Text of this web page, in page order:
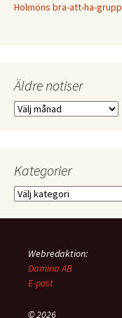
Holmöns bra-att-ha-grupp
Äldre notiser
Äldre
Kategorier
Kategorier
Webredaktion:
Damina AB
E-post
© 2026